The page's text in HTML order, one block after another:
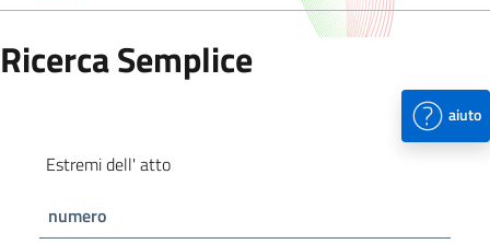
Ricerca Semplice
aiuto
Estremi dell' atto
numero